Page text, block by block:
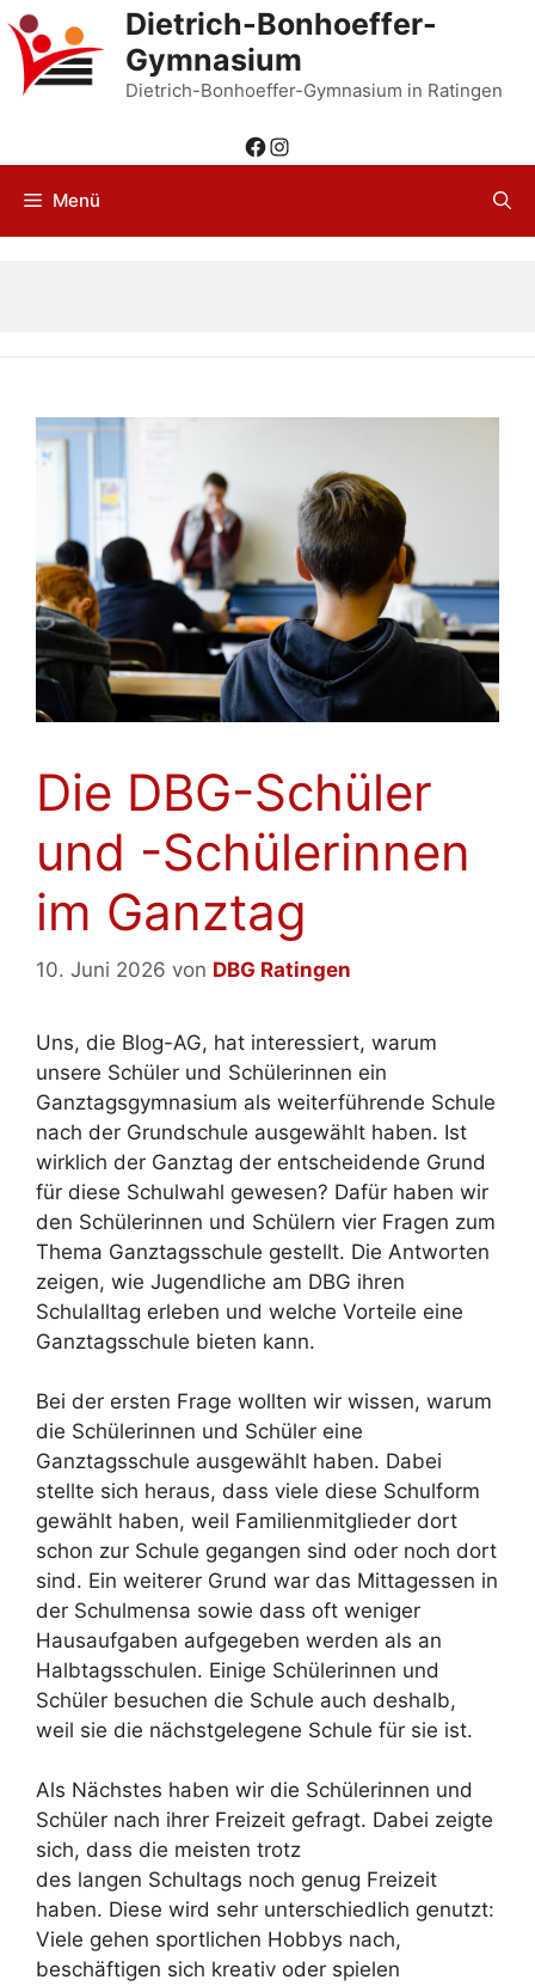
Zum
Inhalt
springen
Dietrich-Bonhoeffer-
Gymnasium
Dietrich-Bonhoeffer-Gymnasium in Ratingen
Facebook
Instagram
Menü
Die DBG-Schüler
und -Schülerinnen
im Ganztag
10. Juni 2026 von DBG Ratingen
Uns, die Blog-AG, hat interessiert, warum
unsere Schüler und Schülerinnen ein
Ganztagsgymnasium als weiterführende Schule
nach der Grundschule ausgewählt haben. Ist
wirklich der Ganztag der entscheidende Grund
für diese Schulwahl gewesen? Dafür haben wir
den Schülerinnen und Schülern vier Fragen zum
Thema Ganztagsschule gestellt. Die Antworten
zeigen, wie Jugendliche am DBG ihren
Schulalltag erleben und welche Vorteile eine
Ganztagsschule bieten kann.
Bei der ersten Frage wollten wir wissen, warum
die Schülerinnen und Schüler eine
Ganztagsschule ausgewählt haben. Dabei
stellte sich heraus, dass viele diese Schulform
gewählt haben, weil Familienmitglieder dort
schon zur Schule gegangen sind oder noch dort
sind. Ein weiterer Grund war das Mittagessen in
der Schulmensa sowie dass oft weniger
Hausaufgaben aufgegeben werden als an
Halbtagsschulen. Einige Schülerinnen und
Schüler besuchen die Schule auch deshalb,
weil sie die nächstgelegene Schule für sie ist.
Als Nächstes haben wir die Schülerinnen und
Schüler nach ihrer Freizeit gefragt. Dabei zeigte
sich, dass die meisten trotz
des langen Schultags noch genug Freizeit
haben. Diese wird sehr unterschiedlich genutzt:
Viele gehen sportlichen Hobbys nach,
beschäftigen sich kreativ oder spielen